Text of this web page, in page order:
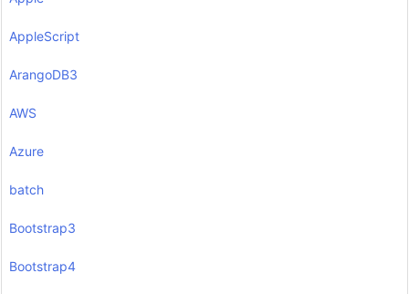
AppleScript
ArangoDB3
AWS
Azure
batch
Bootstrap3
Bootstrap4